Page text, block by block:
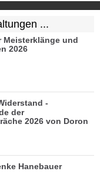
...
Meisterklänge und
2026
-
der
2026 von Doron
Hanebauer